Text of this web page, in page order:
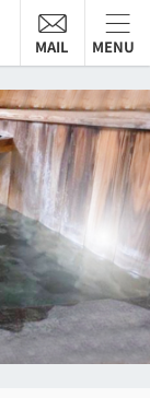
MAIL MENU